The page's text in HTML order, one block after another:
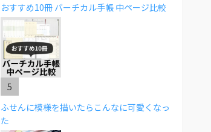
おすすめ10冊 バーチカル手帳 中ページ比較
ふせんに模様を描いたらこんなに可愛くなっ
た